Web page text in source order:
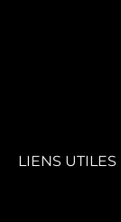
LIENS UTILES